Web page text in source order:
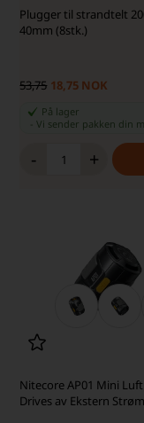
Plugger til strandtelt
40mm (8stk.)
53,75 18,75 NOK
På lager
-Vi sender pakken din
- +
Nitecore AP01 Mini
Drives av Ekstern